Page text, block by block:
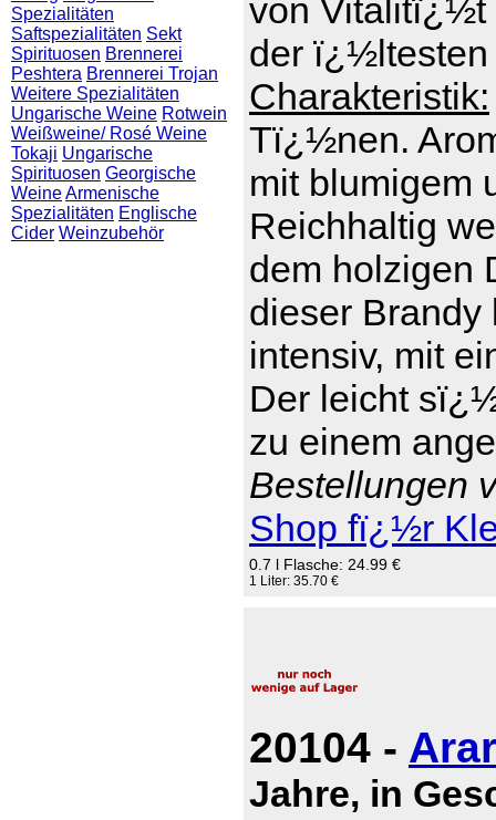
Spezialitäten
Saftspezialitäten Sekt
Spirituosen Brennerei
Peshtera Brennerei Trojan
Weitere Spezialitäten
Ungarische Weine Rotwein
Weißweine/ Rosé Weine
Tokaji Ungarische
Spirituosen Georgische
WeineArmenische
Spezialitäten Englische
Cider Weinzubehör
von Vitalitï¿½t
der ï¿½ltesten
Charakteristik:
Tï¿½nen.
mit blumigem
Reichhaltig
dem holzigen
dieser
intensiv, mit
Der leicht
zu einem
Bestellungen
Shop fï¿½r
0.7 l Flasche: 24.99 €
1 Liter: 35.70 €
20104 -
Jahre, in